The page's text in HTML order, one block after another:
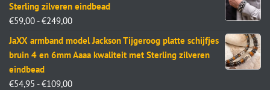
Sterling zilveren eindbead
€59,00 - €249,00
JaXX armband model Jackson Tijgeroog platte schijfjes
bruin 4 en 6mm Aaaa kwaliteit met Sterling zilveren
eindbead
€54,95 - €109,00